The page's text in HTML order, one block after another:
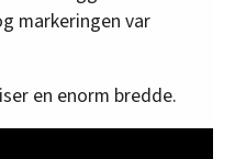
siden.
markeringen var
en enorm bredde.